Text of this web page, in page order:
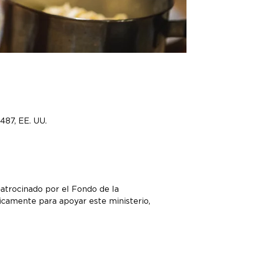
EE. UU.
por el Fondo de la
para apoyar este ministerio,